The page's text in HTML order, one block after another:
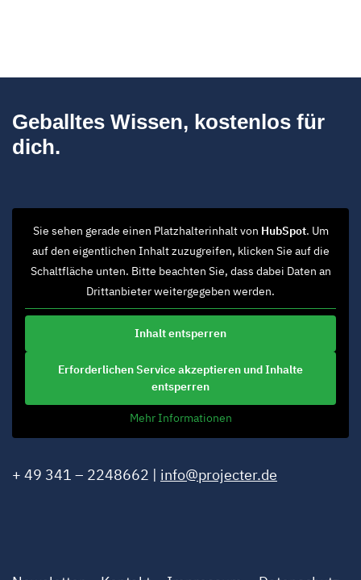
Geballtes Wissen, kostenlos für
dich.
Sie sehen gerade einen Platzhalterinhalt von HubSpot. Um
auf den eigentlichen Inhalt zuzugreifen, klicken Sie auf die
Schaltfläche unten. Bitte beachten Sie, dass dabei Daten an
Drittanbieter weitergegeben werden.
Inhalt entsperren
Erforderlichen Service akzeptieren und Inhalte
entsperren
Mehr Informationen
+ 49 341 – 2248662 | info@projecter.de